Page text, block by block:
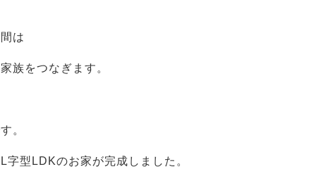
は
族をつなぎます。
。
型LDKのお家が完成しました。